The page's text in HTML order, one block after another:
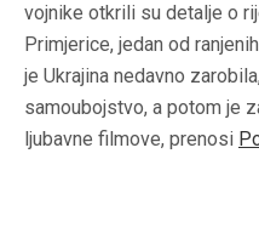
vojnike otkrili su detalje o
Primjerice, jedan od
je Ukrajina nedavno
samoubojstvo, a potom je
ljubavne filmove, prenosi